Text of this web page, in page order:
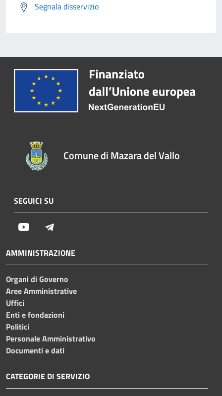
Segnala disservizio
Comune di Mazara del Vallo
SEGUICI SU
Youtube
AMMINISTRAZIONE
Organi di Governo
Aree Amministrative
Uffici
Enti e fondazioni
Politici
Personale Amministrativo
Documenti e dati
CATEGORIE DI SERVIZIO